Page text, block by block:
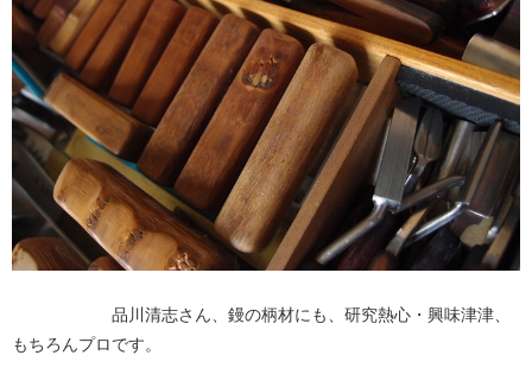
品川清志さん、鏝の柄材にも、研究熱心・興味津津、
もちろんプロです。